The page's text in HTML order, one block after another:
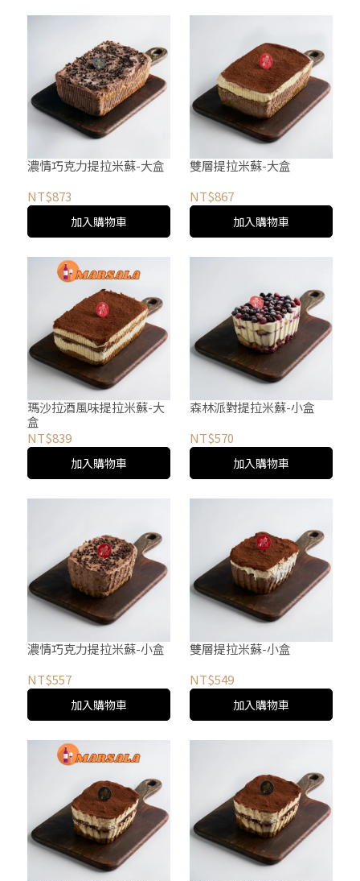
濃情巧克力提拉米蘇-大盒
NT$873
加入購物車
雙層提拉米蘇-大盒
NT$867
加入購物車
瑪沙拉酒風味提拉米蘇-大
盒
NT$839
加入購物車
森林派對提拉米蘇-小盒
NT$570
加入購物車
濃情巧克力提拉米蘇-小盒
NT$557
加入購物車
雙層提拉米蘇-小盒
NT$549
加入購物車